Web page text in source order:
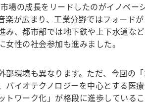
場の成長をリードしたのがイノベ
楽が広まり、工業分野ではフォー
み、都市部では地下鉄や上下水道
性の社会参加も進みました。
環境も異なります。ただ、今回の
バイオテクノロジーを中心とする
トワーク化」が格段に進歩している